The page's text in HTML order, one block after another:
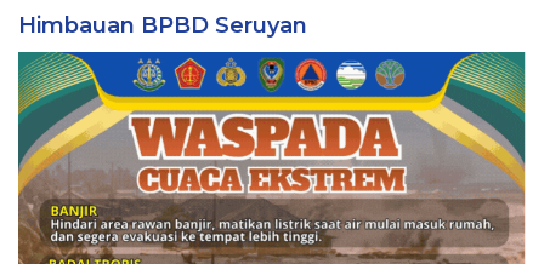
Himbauan BPBD Seruyan